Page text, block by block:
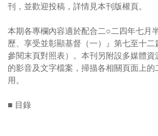
刊，並歡迎投稿，詳情見本刊版權頁。
本期各專欄內容適於配合二○二四年七月
歷、享受並彰顯基督（一）』第七至十
參閱末頁對照表）。本刊另附設多媒體資
的影音及文字檔案，掃描各相關頁面上的
用。
■ 目錄